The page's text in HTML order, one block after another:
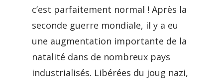
c’est parfaitement normal ! Après la
seconde guerre mondiale, il y a eu
une augmentation importante de la
natalité dans de nombreux pays
industrialisés. Libérées du joug nazi,